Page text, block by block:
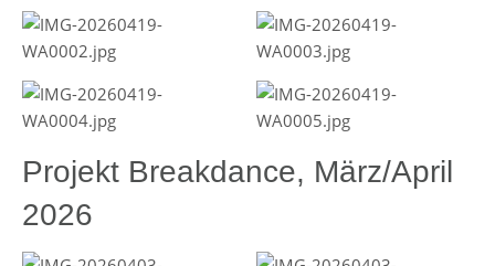
Projekt Breakdance, März/April
2026